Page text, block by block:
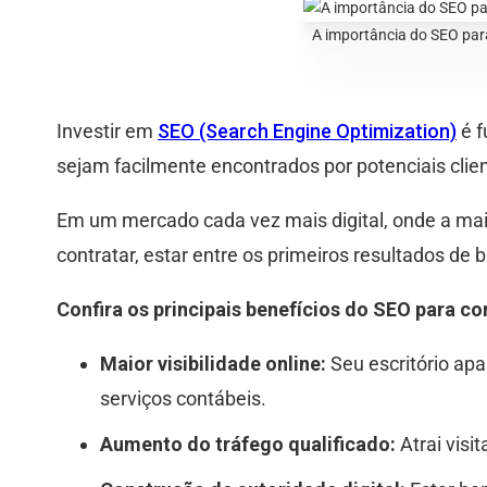
A importância do SEO
Investir em SEO (Search Engine Optimization)é
sejam facilmente encontrados por potenciais
Em um mercado cada vez mais digital, onde a
contratar, estar entre os primeiros resultados de
Confira os principais benefícios do SEO para
Maior visibilidade online: Seu escritório
serviços contábeis.
Aumento do tráfego qualificado: Atrai